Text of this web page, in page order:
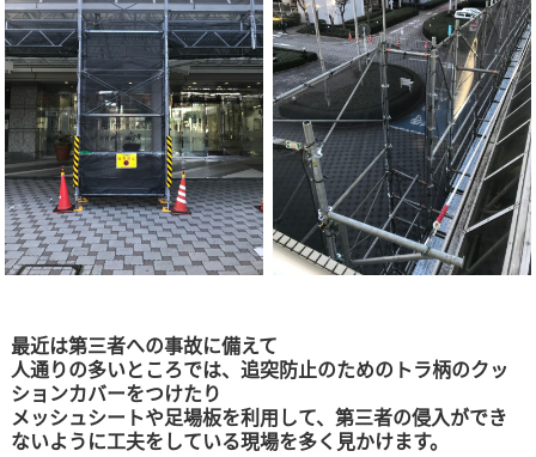
最近は第三者への事故に備えて
人通りの多いところでは、追突防止のためのトラ柄のクッ
ションカバーをつけたり
メッシュシートや足場板を利用して、第三者の侵入ができ
ないように工夫をしている現場を多く見かけます。